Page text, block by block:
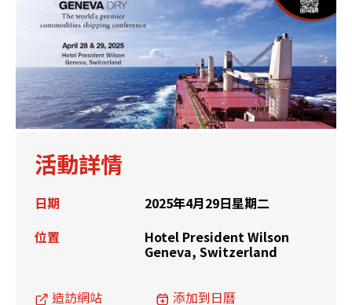
活動詳情
日期
2025年4月29日星期二
位置
Hotel President Wilson
Geneva, Switzerland
造訪網站 添加到日曆